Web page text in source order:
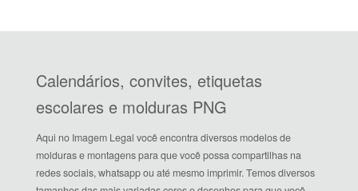
Calendários, convites, etiquetas
escolares e molduras PNG
Aqui no Imagem Legal você encontra diversos modelos de
molduras e montagens para que você possa compartilhas na
redes sociais, whatsapp ou até mesmo imprimir. Temos diversos